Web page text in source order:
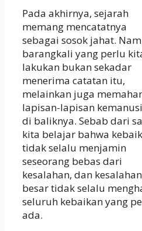
Pada akhirnya, sejarah
memang mencatatnya
sebagai sosok jahat.
barangkali yang perlu
lakukan bukan sekadar
menerima catatan itu,
melainkan juga
lapisan-lapisan
di baliknya. Sebab dari
kita belajar bahwa
tidak selalu menjamin
seseorang bebas dari
kesalahan, dan kesalahan
besar tidak selalu
seluruh kebaikan yang
ada.